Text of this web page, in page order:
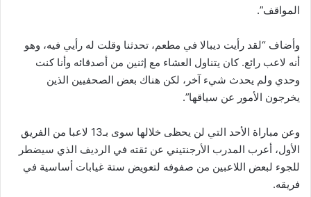
المواقف”.
وأضاف “لقد رأيت ديبالا في مطعم، تحدثنا وقلت له رأيي فيه، وهو
أنه لاعب رائع. كان يتناول العشاء مع إثنين من أصدقائه وأنا كنت
وحدي ولم يحدث شيء آخر، لكن هناك بعض الصحفيين الذين
يخرجون الأمور عن سياقها”.
وعن مباراة الأحد التي لن يحظى خلالها سوى بـ13 لاعبا من الفريق
الأول، أعرب المدرب الأرجنتيني عن ثقته في الرديف الذي سيضطر
للجوء لبعض اللاعبين من صفوفه لتعويض ستة غيابات أساسية في
فريقه.